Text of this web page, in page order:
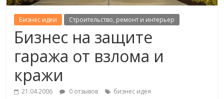
Бизнес идеи Строительство, ремонт и интерьер
Бизнес на защите
гаража от взлома и
кражи
21.04.2006 0 отзывов бизнес идея